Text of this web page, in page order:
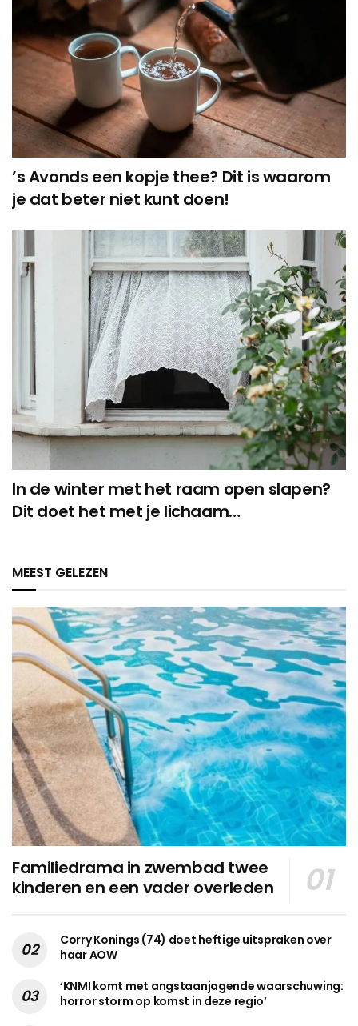
’s Avonds een kopje thee? Dit is waarom
je dat beter niet kunt doen!
In de winter met het raam open slapen?
Dit doet het met je lichaam…
MEEST GELEZEN
Familiedrama in zwembad twee
kinderen en een vader overleden
Corry Konings (74) doet heftige uitspraken over
haar AOW
‘KNMI komt met angstaanjagende waarschuwing:
horror storm op komst in deze regio’